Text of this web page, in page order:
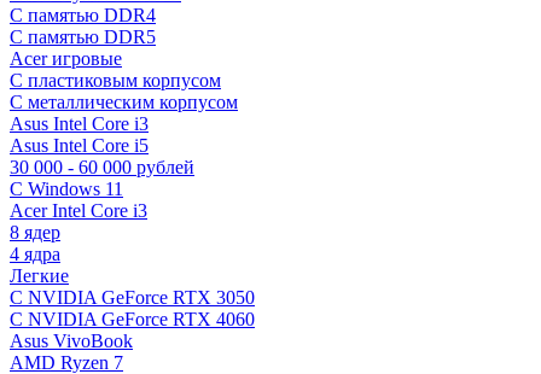
С памятью DDR4
С памятью DDR5
Acer игровые
С пластиковым корпусом
С металлическим корпусом
Asus Intel Core i3
Asus Intel Core i5
30 000 - 60 000 рублей
С Windows 11
Acer Intel Core i3
8 ядер
4 ядра
Легкие
С NVIDIA GeForce RTX 3050
С NVIDIA GeForce RTX 4060
Asus VivoBook
AMD Ryzen 7